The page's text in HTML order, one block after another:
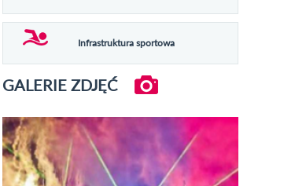
Infrastruktura sportowa
GALERIE ZDJĘĆ